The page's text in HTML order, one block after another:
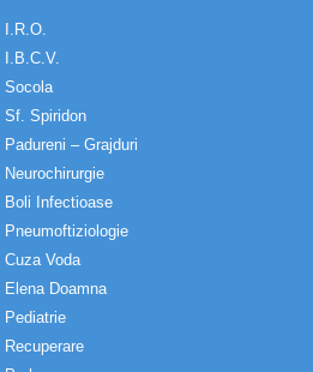
I.R.O.
I.B.C.V.
Socola
Sf. Spiridon
Padureni – Grajduri
Neurochirurgie
Boli Infectioase
Pneumoftiziologie
Cuza Voda
Elena Doamna
Pediatrie
Recuperare